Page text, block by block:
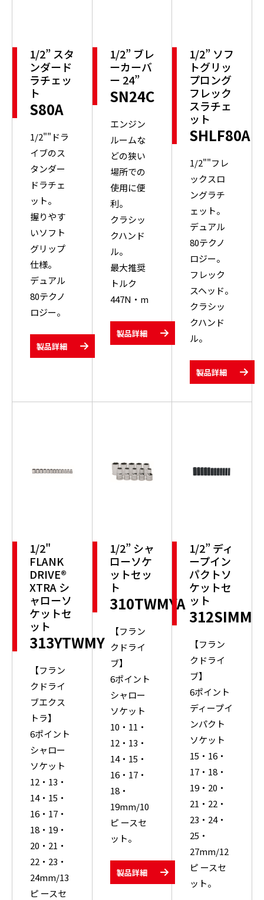
1/2” スタ
ンダード
ラチェッ
ト
S80A
1/2""ドラ
イブのス
タンダー
ドラチェ
ット。
握りやす
いソフト
グリップ
仕様。
デュアル
80テクノ
ロジー。
製品詳細
1/2” ブレ
ーカーバ
ー 24”
SN24C
エンジン
ルームな
どの狭い
場所での
使用に便
利。
クラシッ
クハンド
ル。
最大推奨
トルク
447N・m
製品詳細
1/2” ソフ
トグリッ
プロング
フレック
スラチェ
ット
SHLF80A
1/2""フレ
ックスロ
ングラチ
ェット。
デュアル
80テクノ
ロジー。
フレック
スヘッド。
クラシッ
クハンド
ル。
製品詳細
1/2"
FLANK
DRIVE®
XTRA シ
ャローソ
ケットセ
ット
313YTWMY
【フラン
クドライ
ブエクス
トラ】
6ポイント
シャロー
ソケット
12・13・
14・15・
16・17・
18・19・
20・21・
22・23・
24mm/13
ピ ースセ
1/2” シャ
ローソケ
ットセッ
ト
310TWMYA
【フラン
クドライ
ブ】
6ポイント
シャロー
ソケット
10・11・
12・13・
14・15・
16・17・
18・
19mm/10
ピ ースセ
ット。
製品詳細
1/2” ディ
ープイン
パクトソ
ケットセ
ット
312SIMM
【フラン
クドライ
ブ】
6ポイント
ディープイ
ンパクト
ソケット
15・16・
17・18・
19・20・
21・22・
23・24・
25・
27mm/12
ピ ースセ
ット。